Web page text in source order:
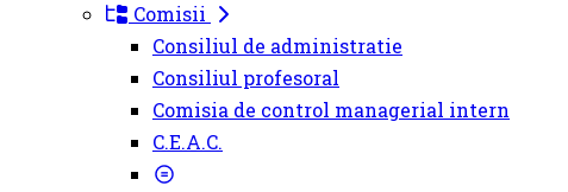
Comisii
Consiliul de administratie
Consiliul profesoral
Comisia de control managerial intern
C.E.A.C.